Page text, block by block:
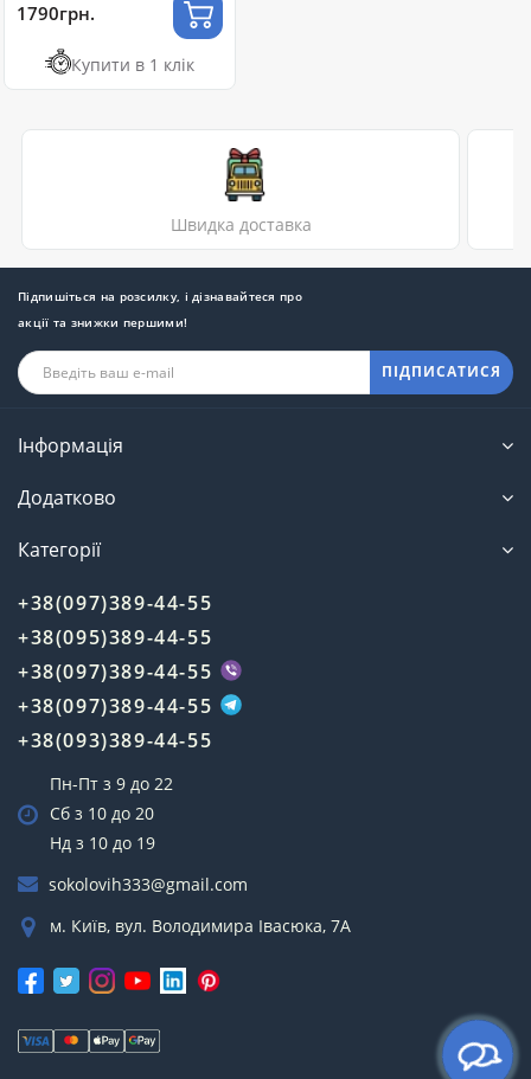
1790грн.
Купити в 1 клік
Швидка доставка
Підпишіться на розсилку, і дізнавайтеся про
акції та знижки першими!
ПІДПИСАТИСЯ
Інформація
Додатково
Категорії
+38(097)389-44-55
+38(095)389-44-55
+38(097)389-44-55
+38(097)389-44-55
+38(093)389-44-55
Пн-Пт з 9 до 22
Сб з 10 до 20
Нд з 10 до 19
sokolovih333@gmail.com
м. Київ, вул. Володимира Івасюка, 7А